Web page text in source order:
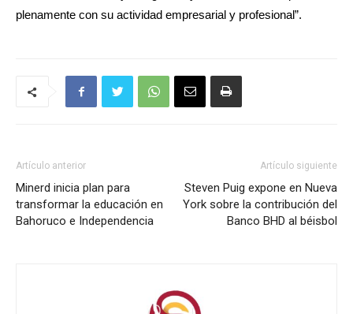
plenamente con su actividad empresarial y profesional”.
Artículo anterior
Minerd inicia plan para
transformar la educación en
Bahoruco e Independencia
Artículo siguiente
Steven Puig expone en Nueva
York sobre la contribución del
Banco BHD al béisbol